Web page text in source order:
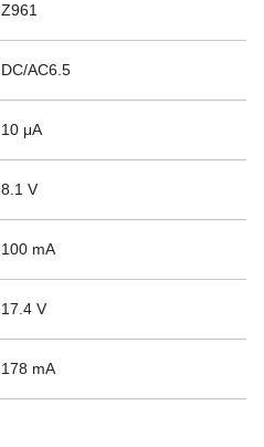
Z961
DC/AC6.5
10 μA
8.1 V
100 mA
17.4 V
178 mA